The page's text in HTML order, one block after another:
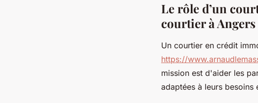
Le rôle d’un
courtier à Angers
Un courtier en crédit
https://
mission est d'aider les
adaptées à leurs besoins